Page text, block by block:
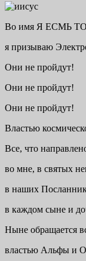
Во имя Я ЕСМЬ
я призываю
Они не пройдут!
Они не пройдут!
Они не пройдут!
Властью
Все, что
во мне, в святых
в наших
в каждом сыне и
Ныне обращается
властью Альфы и